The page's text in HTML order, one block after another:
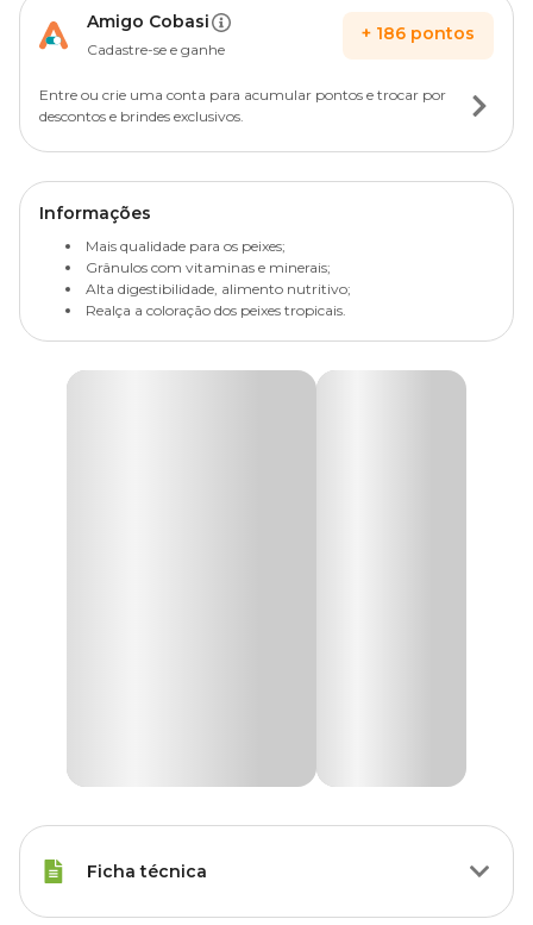
Amigo Cobasi
Cadastre-se e ganhe
+ 186 pontos
Entre ou crie uma conta para acumular pontos e trocar por
descontos e brindes exclusivos.
Informações
Mais qualidade para os peixes;
Grânulos com vitaminas e minerais;
Alta digestibilidade, alimento nutritivo;
Realça a coloração dos peixes tropicais.
Ficha técnica